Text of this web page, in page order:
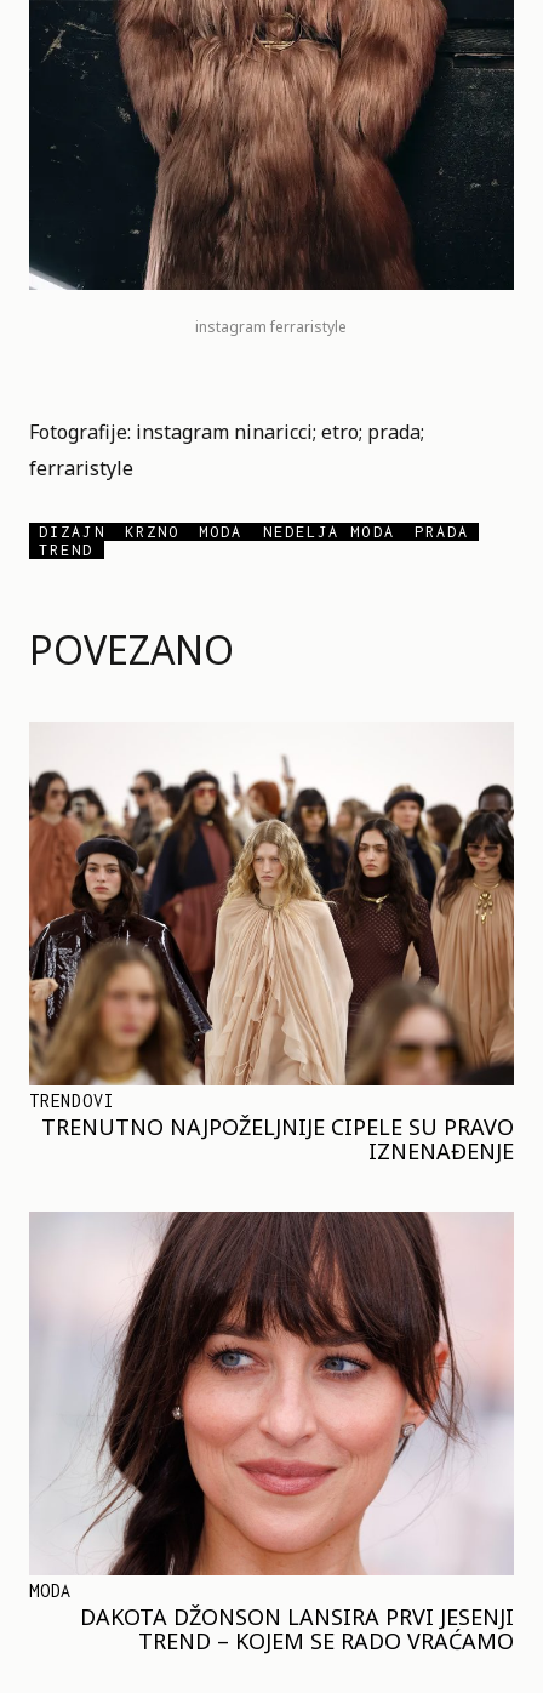
POVEZANO
TRENDOVI
TRENUTNO NAJPOŽELJNIJE CIPELE SU PRAVO
IZNENAĐENJE
MODA
DAKOTA DŽONSON LANSIRA PRVI JESENJI
TREND – KOJEM SE RADO VRAĆAMO
instagramferraristyle
Fotografije: instagram ninaricci; etro; prada;
ferraristyle
DIZAJN KRZNO MODA NEDELJA MODA
PRADA
TREND